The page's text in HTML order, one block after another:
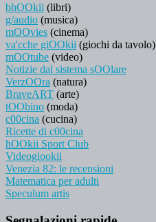
bhOOkii (libri)
g/audio (musica)
mOOvies (cinema)
va'cche giOOkii (giochi da tavolo)
mOOtube (video)
Notizie dal sistema sOOlare
VerzOOra (natura)
BraveART (arte)
tOObino (moda)
c00cina (cucina)
Ricette di c00cina
hOOkii Sport Club
Videogiookii
Venezia 82: le recensioni
Matematica per adulti
Speculum artis